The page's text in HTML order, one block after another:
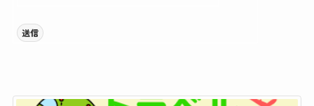
送信